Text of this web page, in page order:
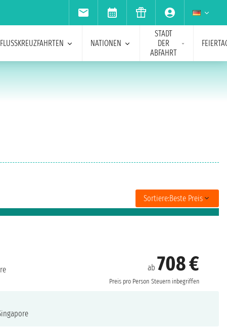
FLUSSKREUZFAHRTEN NATIONEN
STADT
DER
ABFAHRT
Sortiere:Beste Preis
ab 708 €
Preis pro Person Steuern inbegriffen